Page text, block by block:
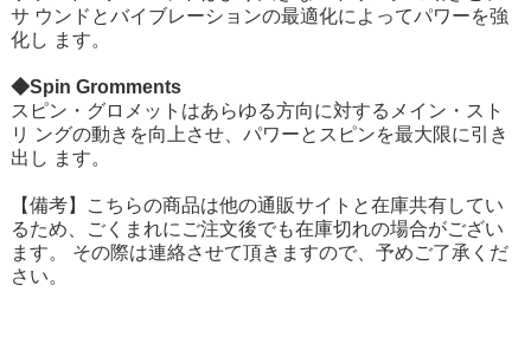
サ ウンドとバイブレーションの最適化によってパワーを強
化し ます。
◆Spin Gromments
スピン・グロメットはあらゆる方向に対するメイン・スト
リ ングの動きを向上させ、パワーとスピンを最大限に引き
出し ます。
【備考】こちらの商品は他の通販サイトと在庫共有してい
るため、ごくまれにご注文後でも在庫切れの場合がござい
ます。 その際は連絡させて頂きますので、予めご了承くだ
さい。